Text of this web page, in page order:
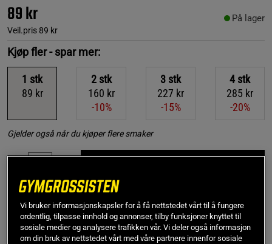
89 kr
Veil.pris 89 kr
På lager
Kjøp fler - spar mer:
1 stk
89 kr
2 stk
160 kr
-10%
3 stk
227 kr
-15%
4 stk
285 kr
-20%
Gjelder også når du kjøper flere smaker
Gratis frakt over 799 kr Gratis retur 14 dagers angrerett
SKU #A2400-114 | EAN 7350021422699
Vi bruker informasjonskapsler for å få nettstedet vårt til å fungere
ordentlig, tilpasse innhold og annonser, tilby funksjoner knyttet til
sosiale medier og analysere trafikken vår. Vi deler også informasjon
om din bruk av nettstedet vårt med våre partnere innenfor sosiale